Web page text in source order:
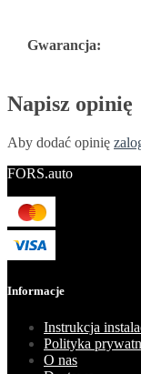
Gwarancja:
Napisz opinię
Aby dodać opinię
FORS.auto
Informacje
Instrukcja
Polityka
O nas